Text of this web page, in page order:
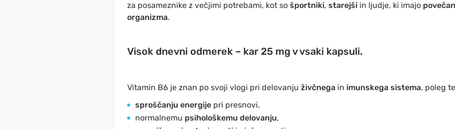
za posameznike z večjimi potrebami, kot so športniki, starejši in ljudje, ki imajo
organizma.
Visok dnevni odmerek – kar 25 mg v vsaki kapsuli.
Vitamin B6 je znan po svoji vlogi pri delovanju živčnega in imunskega sistema, poleg
sproščanju energije pri presnovi,
normalnemu psihološkemu delovanju,